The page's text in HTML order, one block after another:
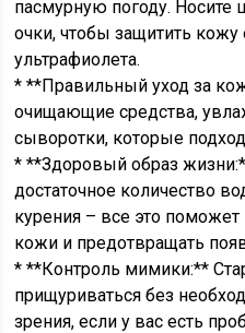
пасмурную погоду.
очки, чтобы защитить
ультрафиолета.
* **Правильный уход за
очищающие средства,
сыворотки, которые
* **Здоровый образ
достаточное количество
курения – все это
кожи и предотвращать
* **Контроль мимики:**
прищуриваться без
зрения, если у вас есть